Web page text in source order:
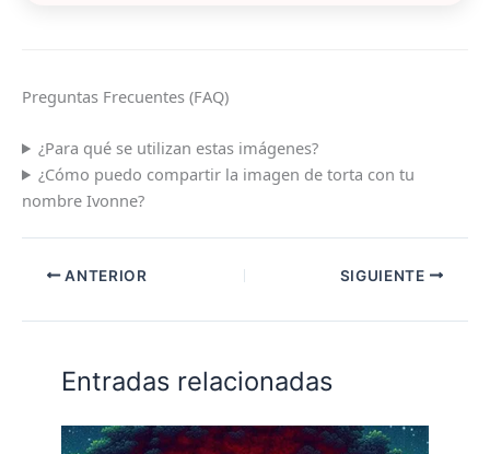
Preguntas Frecuentes (FAQ)
¿Para qué se utilizan estas imágenes?
¿Cómo puedo compartir la imagen de torta con tu
nombre Ivonne?
ANTERIOR SIGUIENTE
Entradas relacionadas